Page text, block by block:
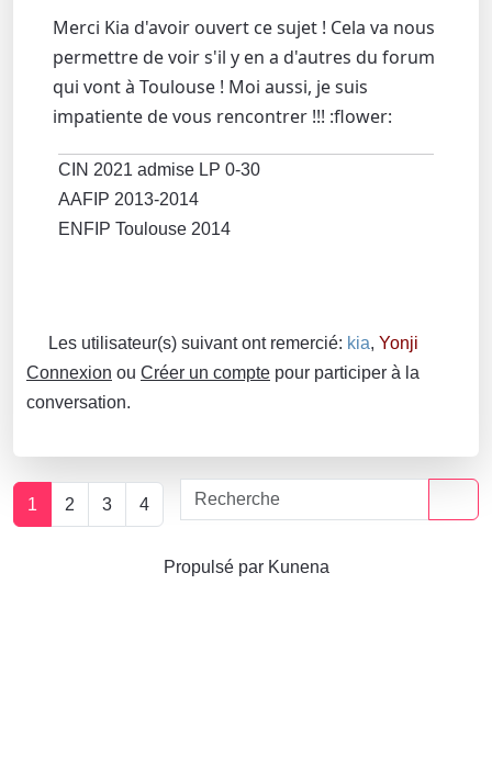
Merci Kia d'avoir ouvert ce sujet ! Cela va nous
permettre de voir s'il y en a d'autres du forum
qui vont à Toulouse ! Moi aussi, je suis
impatiente de vous rencontrer !!! :flower:
CIN 2021 admise LP 0-30
AAFIP 2013-2014
ENFIP Toulouse 2014
Les utilisateur(s) suivant ont remercié: kia, Yonji
Connexion ou Créer un compte pour participer à la
conversation.
1 2 3 4
Propulsé par Kunena